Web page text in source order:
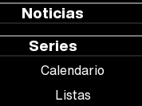
Noticias
Series
Calendario
Listas